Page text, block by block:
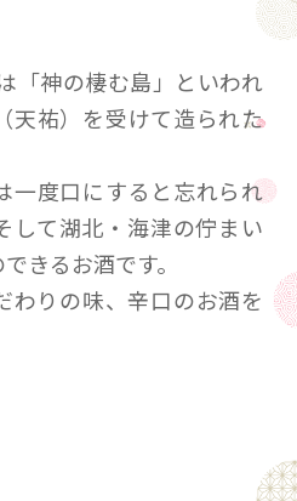
「神の棲む島」といわれ
天祐）を受けて造られた
一度口にすると忘れられ
して湖北・海津の佇まい
きるお酒です。
わりの味、辛口のお酒を
麹（国産米）